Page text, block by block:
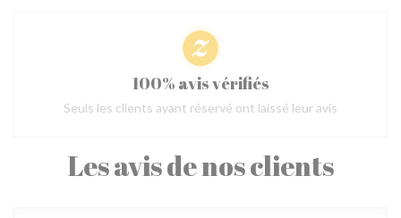
Les avis de nos clients
100% avis vérifiés
Seuls les clients ayant réservé ont laissé leur avis